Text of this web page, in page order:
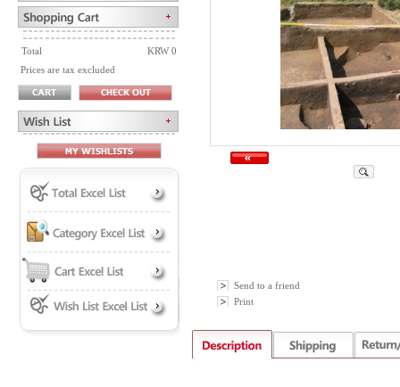
Total
KRW 0
Prices are tax excluded
Send to a friend
Print